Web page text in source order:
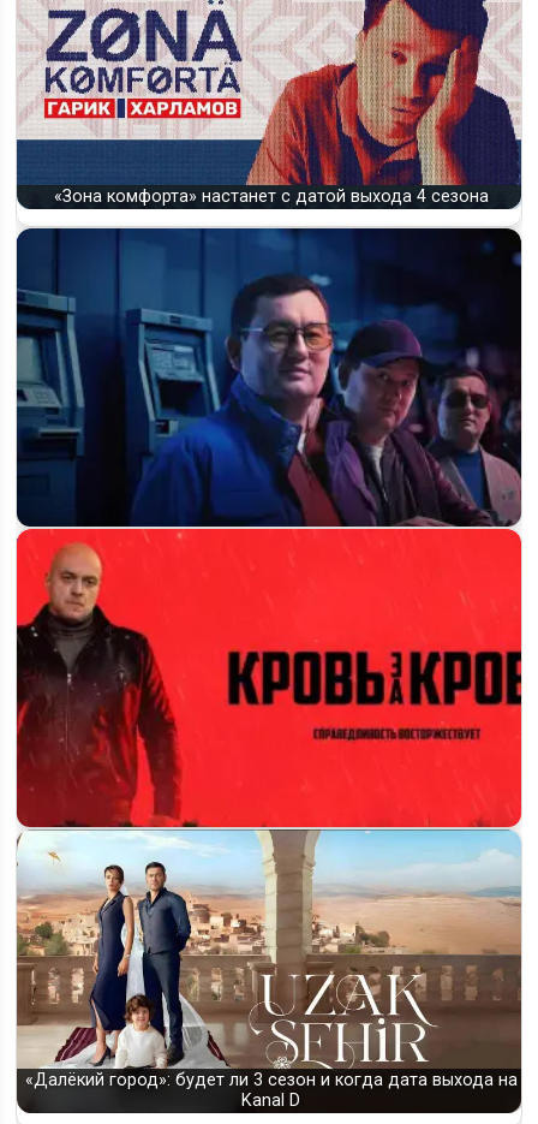
«Зона комфорта» настанет с датой выхода 4 сезона
Будет ли 3 сезон сериала «Мошенники» и когда выйдет
Когда выйдет 2 сезон «Кровь за кровь» и будет ли он
вообще на НТВ
«Далёкий город»: будет ли 3 сезон и когда дата выхода на
Kanal D